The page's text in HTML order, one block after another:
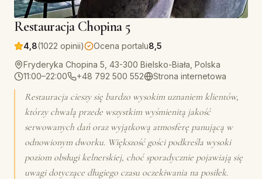
Restauracja Chopina 5
4,8(1022 opinii) Ocena portalu8,5
Fryderyka Chopina 5, 43-300 Bielsko-Biała, Polska
11:00–22:00
+48 792 500 552 Strona internetowa
Restauracja cieszy się bardzo wysokim uznaniem klientów,
którzy chwalą przede wszystkim wyśmienitą jakość
serwowanych dań oraz wyjątkową atmosferę panującą w
odnowionym dworku. Większość gości podkreśla wysoki
poziom obsługi kelnerskiej, choć sporadycznie pojawiają się
uwagi dotyczące długiego czasu oczekiwania na posiłek.